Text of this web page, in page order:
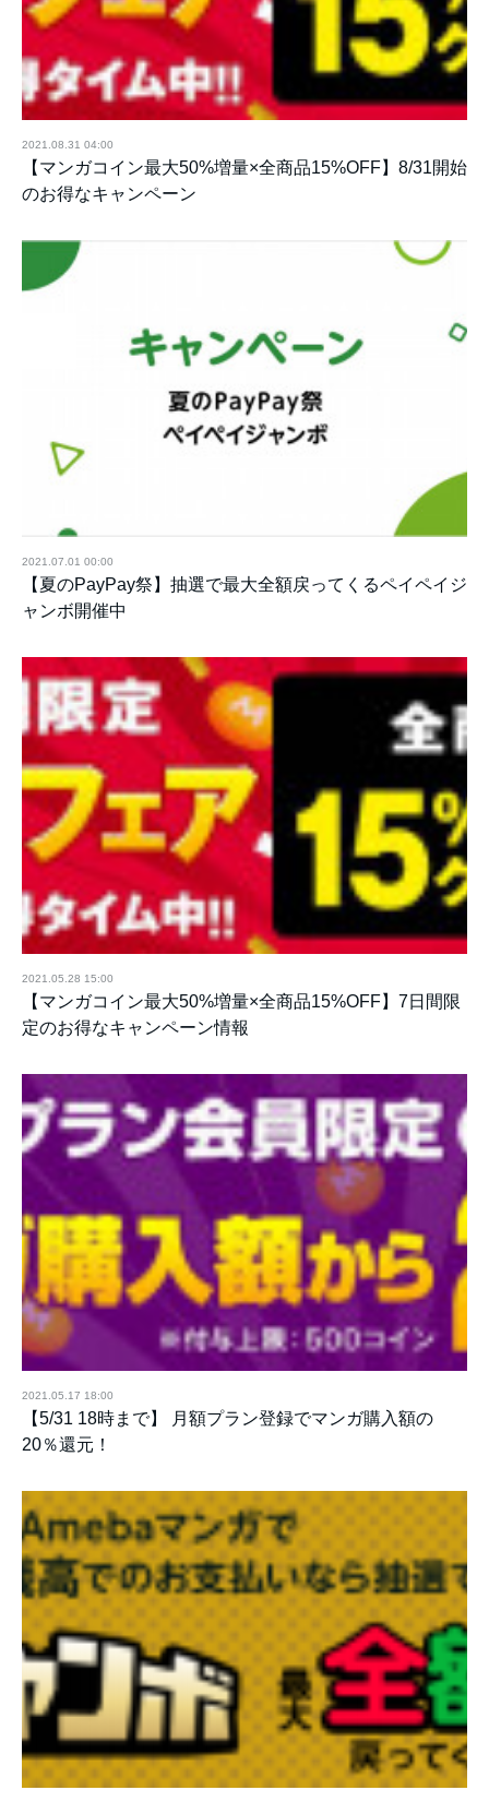
2021.08.31 04:00
【マンガコイン最大50%増量×全商品15%OFF】8/31開始
のお得なキャンペーン
2021.07.01 00:00
【夏のPayPay祭】抽選で最大全額戻ってくるペイペイジ
ャンボ開催中
2021.05.28 15:00
【マンガコイン最大50%増量×全商品15%OFF】7日間限
定のお得なキャンペーン情報
2021.05.17 18:00
【5/31 18時まで】 月額プラン登録でマンガ購入額の
20％還元！